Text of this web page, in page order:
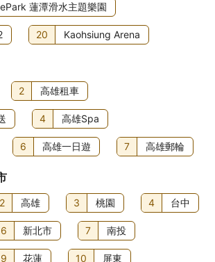
蓮潭滑水主題樂園
20 Kaohsiung Arena
2 高雄租車
4 高雄Spa
6 高雄一日遊 7 高雄郵輪
2 高雄 3 桃園 4 台中
6 新北市 7 南投
9 花蓮 10 屏東